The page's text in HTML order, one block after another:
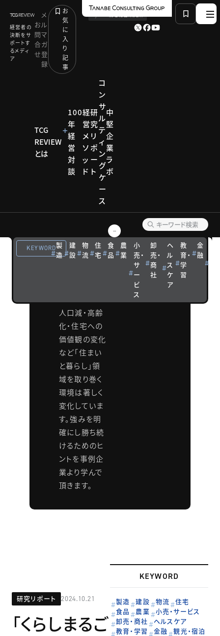
経営者の
決断をサ
ポートす
るメディ
ア
お
問
合
せ
メ
ル
マ
ガ
登
録
お
気
に
入
り
記
事
TCG
REVIEW
とは
100
年
経
営
対
談
経
営
メ
ソ
ッ
ド
研
究
リ
ポ
ー
ト
コ
ン
サ
ル
テ
ィ
ン
グ
ケ
ー
ス
中
堅
企
業
ラ
ボ
KEYWORD製
造
建
設
物
流
住
宅
食
品
農
業
小
売・
サ
ー
ビ
ス
卸
売・
商
社
ヘ
ル
ス
ケ
ア
教
育・
学
習
金
融
研究リポート
住まいと暮らしビジネス成長戦略研究会
「くらしまるごと」を支えるヤマダホームズの成長戦略
研究リポー
ト
住まい
と暮ら
ネス成
人口減・高齢
化・住宅への
価値観の変化
など「住まい
と暮らし」領
域を取り巻く
環境は著しく
変化していま
す。強みを明
確にし勝ち続
けるためのヒ
ントを事例企
業より学んで
頂きます。
研究リポート 2024.10.21
「くらしまるご
KEYWORD
製造 建設 物流
住宅
食品
農業
小売・サービス
卸売・商社
ヘルスケア
教育・学習
金融 観光・宿泊